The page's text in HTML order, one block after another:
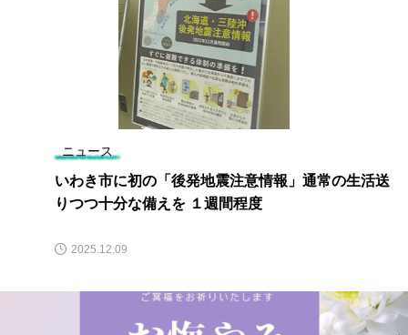
ニュース
いわき市に初の「後発地震注意情報」通常の生活送
りつつ十分な備えを １週間程度
2025.12.09